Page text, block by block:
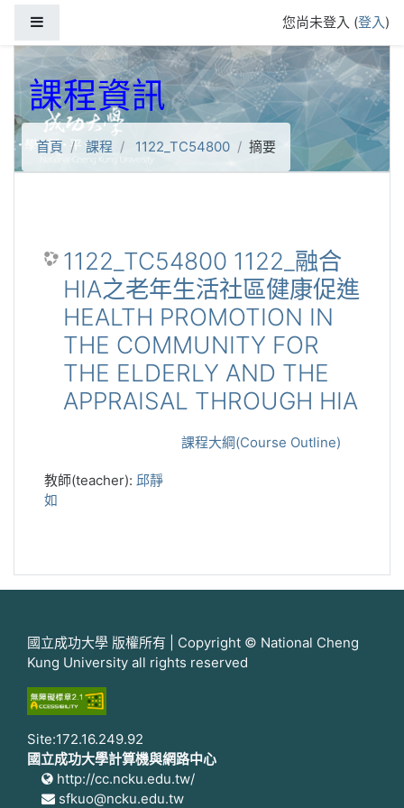
您尚未登入 (登入)
課程資訊
首頁 課程 1122_TC54800 摘要
1122_TC54800 1122_融合
HIA之老年生活社區健康促進
HEALTH PROMOTION IN
THE COMMUNITY FOR
THE ELDERLY AND THE
APPRAISAL THROUGH HIA
課程大綱(Course Outline)
教師(teacher): 邱靜
如
國立成功大學 版權所有 | Copyright © National Cheng
Kung University all rights reserved
Site:172.16.249.92
國立成功大學計算機與網路中心
http://cc.ncku.edu.tw/
sfkuo@ncku.edu.tw